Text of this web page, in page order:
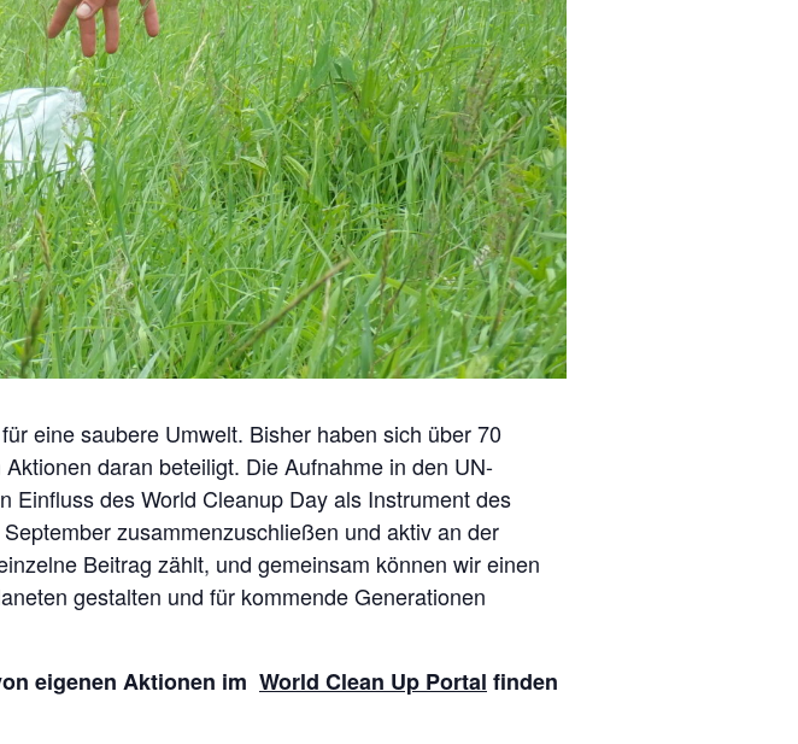
eine saubere Umwelt. Bisher haben sich über 70
daran beteiligt. Die Aufnahme in den UN-
Einfluss des World Cleanup Day als Instrument des
zusammenzuschließen und aktiv an der
Beitrag zählt, und gemeinsam können wir einen
gestalten und für kommende Generationen
eigenen Aktionen im World Clean Up Portal finden